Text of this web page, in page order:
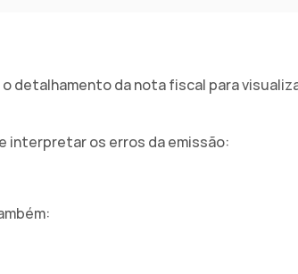
detalhamento da nota fiscal para
interpretar os erros da emissão: